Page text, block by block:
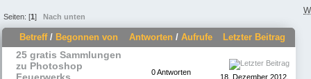
Seiten: [1] Nach unten
Betreff/ Begonnen von Antworten / Aufrufe
Letzter Beitrag
25 gratis Sammlungen
zu Photoshop
0 Antworten
18. Dezember 2012,